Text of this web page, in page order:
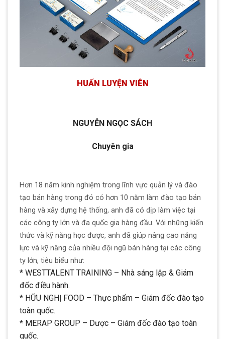
HUẤN LUYỆN VIÊN
NGUYỄN NGỌC SÁCH
Chuyên gia
Hơn 18 năm kinh nghiệm trong lĩnh vực quản lý và đào
tạo bán hàng trong đó có hơn 10 năm làm đào tạo bán
hàng và xây dựng hệ thống, anh đã có dịp làm việc tại
các công ty lớn và đa quốc gia hàng đầu. Với những kiến
thức và kỹ năng học được, anh đã giúp nâng cao năng
lực và kỹ năng của nhiều đội ngũ bán hàng tại các công
ty lớn, tiêu biểu như:
* WESTTALENT TRAINING – Nhà sáng lập & Giám
đốc điều hành.
* HỮU NGHỊ FOOD – Thực phẩm – Giám đốc đào tạo
toàn quốc.
* MERAP GROUP – Dược – Giám đốc đào tạo toàn
quốc.